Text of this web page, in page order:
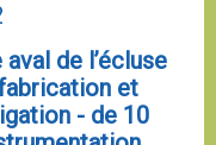
de l’écluse
et
- de 10